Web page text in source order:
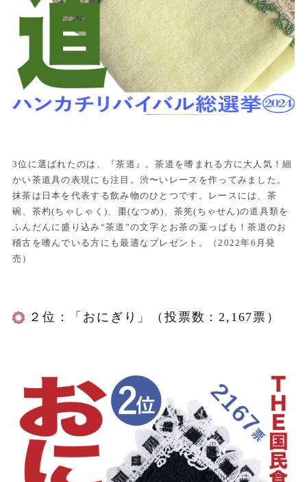
3位に選ばれたのは、『茶道』。茶道を嗜まれる方に大人気！細
かい茶道具の表現にも注目。渋〜いレースを作ってみました。
抹茶は日本を代表する飲み物のひとつです。レースには、茶
碗、茶杓(ちゃしゃく)、棗(なつめ)、茶筅(ちゃせん)の道具類を
ふんだんに盛り込み“茶道”の文字とお茶の葉っぱも！茶道のお
稽古を嗜んでいる方にも最適なプレゼント。（2022年6月発
売）
２位：「おにぎり」（投票数：2,167票）